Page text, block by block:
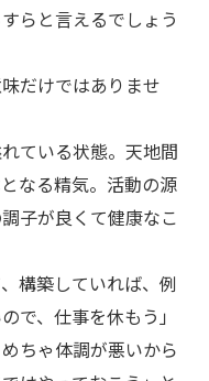
らと言えるでしょう
だけではありませ
ている状態。天地間
なる精気。活動の源
子が良くて健康なこ
構築していれば、例
で、仕事を休もう」
ちゃ体調が悪いから